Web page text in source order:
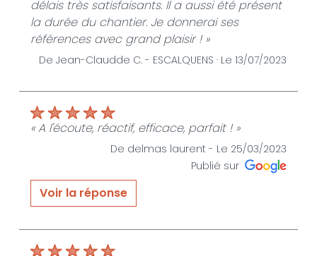
délais très satisfaisants. Il a aussi été présent
la durée du chantier. Je donnerai ses
références avec grand plaisir ! »
De Jean-Claudde C. - ESCALQUENS · Le 13/07/2023
« A l'écoute, réactif, efficace, parfait ! »
De delmas laurent - Le 25/03/2023
Publié sur
Voir la réponse